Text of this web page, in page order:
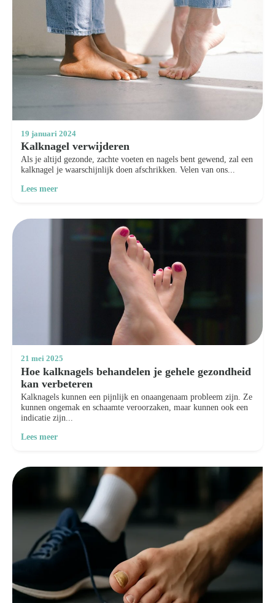
19 januari 2024
Kalknagel verwijderen
Als je altijd gezonde, zachte voeten en nagels bent gewend, zal een
kalknagel je waarschijnlijk doen afschrikken. Velen van ons...
Lees meer
21 mei 2025
Hoe kalknagels behandelen je gehele gezondheid
kan verbeteren
Kalknagels kunnen een pijnlijk en onaangenaam probleem zijn. Ze
kunnen ongemak en schaamte veroorzaken, maar kunnen ook een
indicatie zijn...
Lees meer